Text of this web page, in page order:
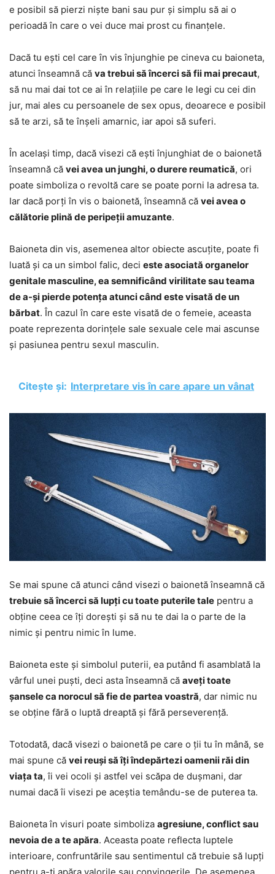
e posibil să pierzi niște bani sau pur și simplu să ai o
perioadă în care o vei duce mai prost cu finanțele.
Dacă tu ești cel care în vis înjunghie pe cineva cu baioneta,
atunci înseamnă că va trebui să încerci să fii mai precaut,
să nu mai dai tot ce ai în relațiile pe care le legi cu cei din
jur, mai ales cu persoanele de sex opus, deoarece e posibil
să te arzi, să te înșeli amarnic, iar apoi să suferi.
În același timp, dacă visezi că ești înjunghiat de o baionetă
înseamnă că vei avea un junghi, o durere reumatică, ori
poate simboliza o revoltă care se poate porni la adresa ta.
Iar dacă porți în vis o baionetă, înseamnă că vei avea o
călătorie plină de peripeții amuzante.
Baioneta din vis, asemenea altor obiecte ascuțite, poate fi
luată și ca un simbol falic, deci este asociată organelor
genitale masculine, ea semnificând virilitate sau teama
de a-și pierde potența atunci când este visată de un
bărbat. În cazul în care este visată de o femeie, aceasta
poate reprezenta dorințele sale sexuale cele mai ascunse
și pasiunea pentru sexul masculin.
Citește și: Interpretare vis în care apare un vânat
Se mai spune că atunci când visezi o baionetă înseamnă că
trebuie să încerci să lupți cu toate puterile tale pentru a
obține ceea ce îți dorești și să nu te dai la o parte de la
nimic și pentru nimic în lume.
Baioneta este și simbolul puterii, ea putând fi asamblată la
vârful unei puști, deci asta înseamnă că aveți toate
șansele ca norocul să fie de partea voastră, dar nimic nu
se obține fără o luptă dreaptă și fără perseverență.
Totodată, dacă visezi o baionetă pe care o ții tu în mână, se
mai spune că vei reuși să îți îndepărtezi oamenii răi din
viața ta, îi vei ocoli și astfel vei scăpa de dușmani, dar
numai dacă îi visezi pe aceștia temându-se de puterea ta.
Baioneta în visuri poate simboliza agresiune, conflict sau
nevoia de a te apăra. Aceasta poate reflecta luptele
interioare, confruntările sau sentimentul că trebuie să lupți